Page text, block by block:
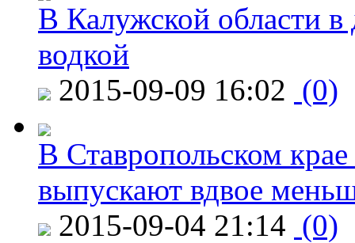
В Калужской области в
водкой
2015-09-09 16:02 (0)
В Ставропольском
выпускают вдвое
2015-09-04 21:14 (0)